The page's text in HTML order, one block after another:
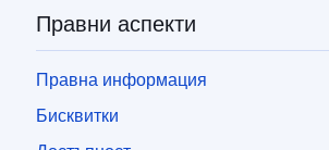
Правни аспекти
Правна информация
Бисквитки